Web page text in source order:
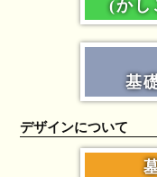
(かし
基
デザインについて